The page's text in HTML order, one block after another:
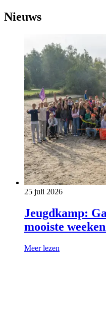
Nieuws
25 juli 2026
Jeugdkamp:
mooiste
Meer lezen